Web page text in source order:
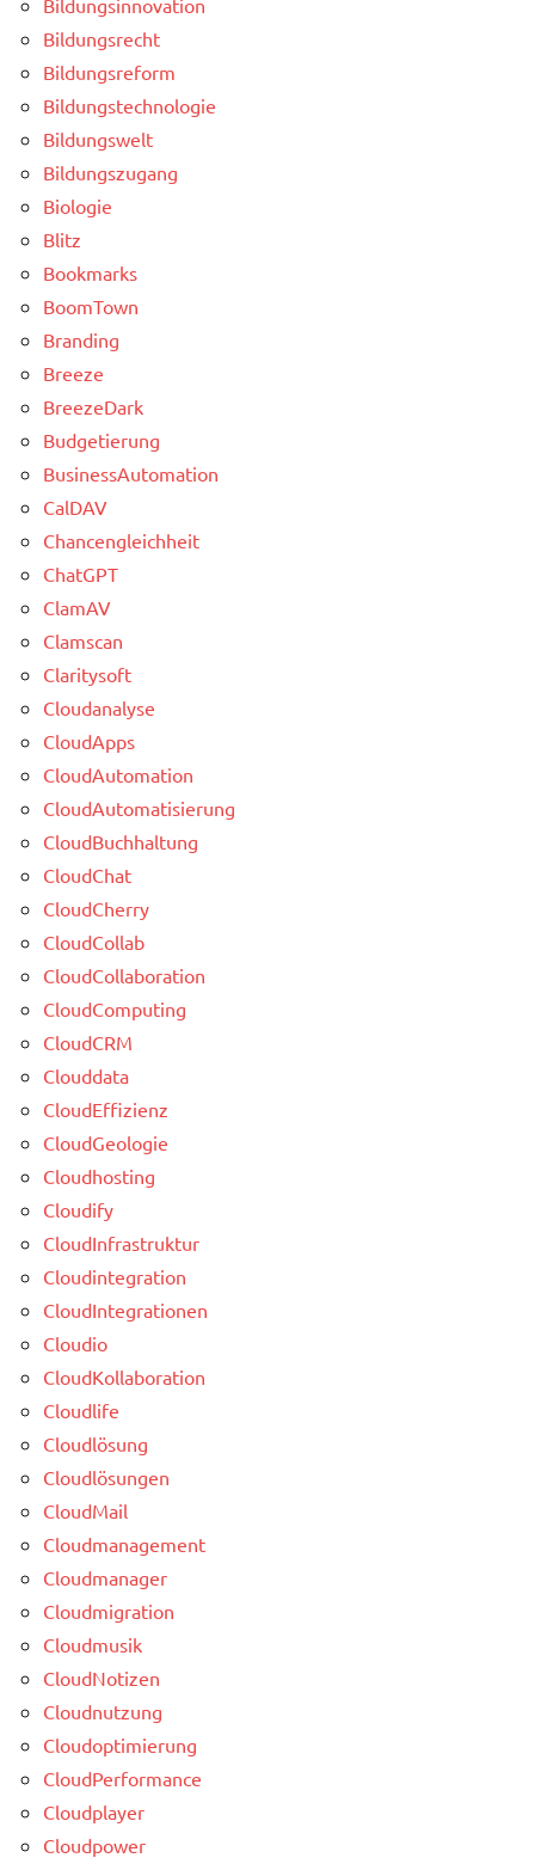
Bildungsrecht
Bildungsreform
Bildungstechnologie
Bildungswelt
Bildungszugang
Biologie
Blitz
Bookmarks
BoomTown
Branding
Breeze
BreezeDark
Budgetierung
BusinessAutomation
CalDAV
Chancengleichheit
ChatGPT
ClamAV
Clamscan
Claritysoft
Cloudanalyse
CloudApps
CloudAutomation
CloudAutomatisierung
CloudBuchhaltung
CloudChat
CloudCherry
CloudCollab
CloudCollaboration
CloudComputing
CloudCRM
Clouddata
CloudEffizienz
CloudGeologie
Cloudhosting
Cloudify
CloudInfrastruktur
Cloudintegration
CloudIntegrationen
Cloudio
CloudKollaboration
Cloudlife
Cloudlösung
Cloudlösungen
CloudMail
Cloudmanagement
Cloudmanager
Cloudmigration
Cloudmusik
CloudNotizen
Cloudnutzung
Cloudoptimierung
CloudPerformance
Cloudplayer
Cloudpower